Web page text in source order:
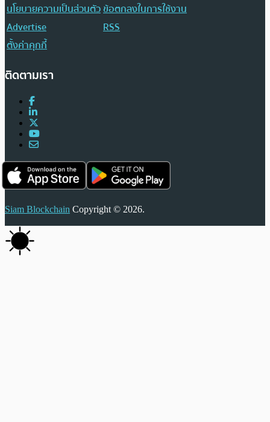
นโยบายความเป็นส่วนตัวข้อตกลงในการใช้งาน
Advertise
RSS
ตั้งค่าคุกกี้
ติดตามเรา
Siam Blockchain Copyright © 2026.